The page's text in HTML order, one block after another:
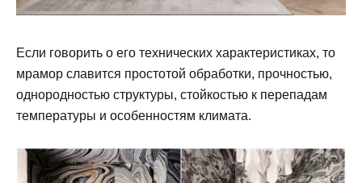
Если говорить о его технических характеристиках, то
мрамор славится простотой обработки, прочностью,
однородностью структуры, стойкостью к перепадам
температуры и особенностям климата.